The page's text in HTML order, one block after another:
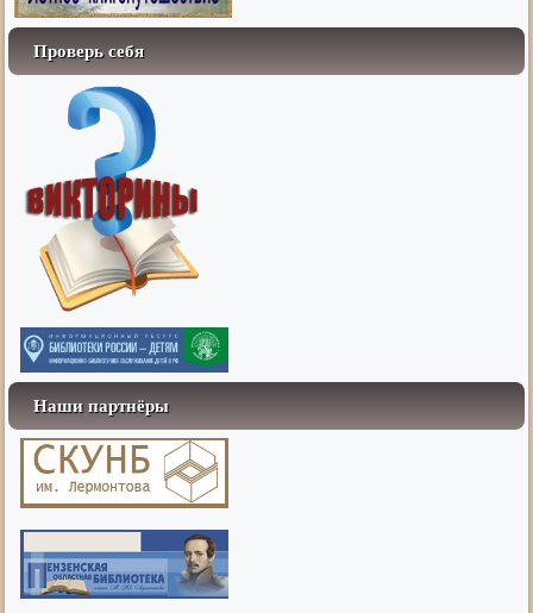
Проверь себя
Наши партнёры